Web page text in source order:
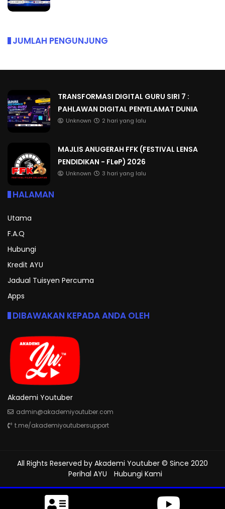
JUMLAH PENGUNJUNG
TRANSFORMASI DIGITAL GURU SIRI 7 :
PAHLAWAN DIGITAL PENYELAMAT DUNIA
Unknown 2 hari yang lalu
MAJLIS ANUGERAH FFK (FESTIVAL LENSA
PENDIDIKAN - FLeP) 2026
Unknown 3 hari yang lalu
HALAMAN
Utama
F.A.Q
Hubungi
Kredit AYU
Jadual Tuisyen Percuma
Apps
DIBAWAKAN KEPADA ANDA OLEH
Akademi Youtuber
admin@akademiyoutuber.com
t.me/akademiyoutubersupport
All Rights Reserved by Akademi Youtuber © Since 2020
Perihal AYU
Hubungi Kami